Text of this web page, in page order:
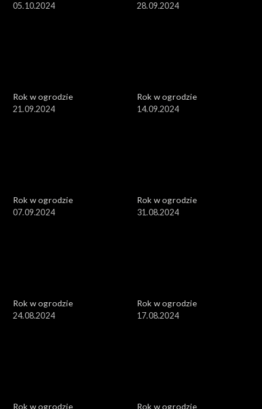
05.10.2024
28.09.2024
Rok w ogrodzie
21.09.2024
Rok w ogrodzie
14.09.2024
Rok w ogrodzie
07.09.2024
Rok w ogrodzie
31.08.2024
Rok w ogrodzie
24.08.2024
Rok w ogrodzie
17.08.2024
Rok w ogrodzie
Rok w ogrodzie